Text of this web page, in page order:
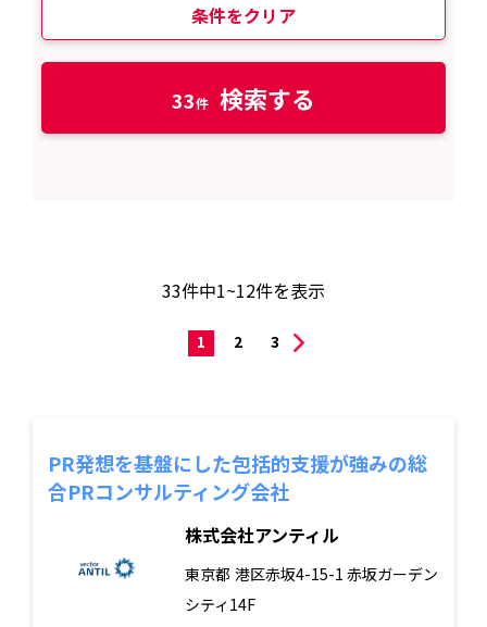
条件をクリア
33 検索する
33件中1~12件を表示
1 2 3
PR発想を基盤にした包括的支援が強みの総
合PRコンサルティング会社
株式会社アンティル
東京都 港区赤坂4-15-1 赤坂ガーデン
シティ14F